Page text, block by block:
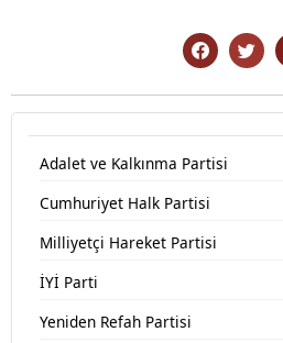
Adalet ve Kalkınma Partisi
Cumhuriyet Halk Partisi
Milliyetçi Hareket Partisi
İYİ Parti
Yeniden Refah Partisi